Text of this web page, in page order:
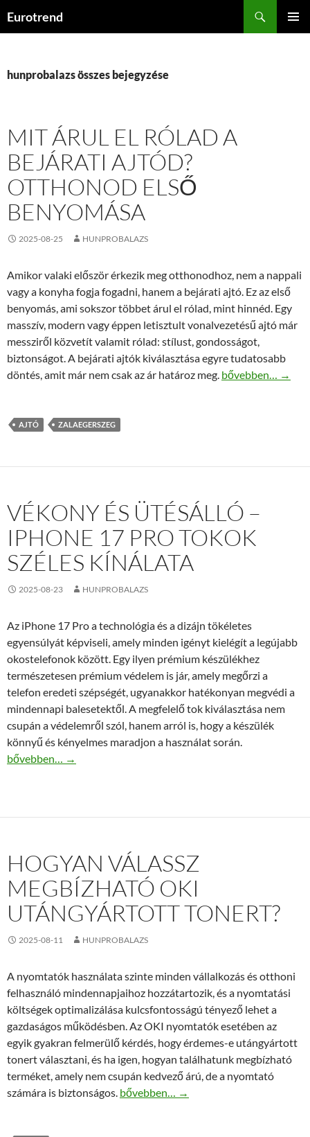
Eurotrend
hunprobalazs összes bejegyzése
MIT ÁRUL EL RÓLAD A
BEJÁRATI AJTÓD?
OTTHONOD ELSŐ
BENYOMÁSA
2025-08-25 HUNPROBALAZS
Amikor valaki először érkezik meg otthonodhoz, nem a nappali
vagy a konyha fogja fogadni, hanem a bejárati ajtó. Ez az első
benyomás, ami sokszor többet árul el rólad, mint hinnéd. Egy
masszív, modern vagy éppen letisztult vonalvezetésű ajtó már
messziről közvetít valamit rólad: stílust, gondosságot,
biztonságot. A bejárati ajtók kiválasztása egyre tudatosabb
döntés, amit már nem csak az ár határoz meg. Mit árul el rólad a
bővebben… →
AJTÓ ZALAEGERSZEG
VÉKONY ÉS ÜTÉSÁLLÓ –
IPHONE 17 PRO TOKOK
SZÉLES KÍNÁLATA
2025-08-23 HUNPROBALAZS
Az iPhone 17 Pro a technológia és a dizájn tökéletes
egyensúlyát képviseli, amely minden igényt kielégít a legújabb
okostelefonok között. Egy ilyen prémium készülékhez
természetesen prémium védelem is jár, amely megőrzi a
telefon eredeti szépségét, ugyanakkor hatékonyan megvédi a
mindennapi balesetektől. A megfelelő tok kiválasztása nem
csupán a védelemről szól, hanem arról is, hogy a készülék
könnyű és kényelmes maradjon a használat során.
Vékony és ütésálló – iPhone 17 Pro tokok széles kínálata
bővebben… →
HOGYAN VÁLASSZ
MEGBÍZHATÓ OKI
UTÁNGYÁRTOTT TONERT?
2025-08-11 HUNPROBALAZS
A nyomtatók használata szinte minden vállalkozás és otthoni
felhasználó mindennapjaihoz hozzátartozik, és a nyomtatási
költségek optimalizálása kulcsfontosságú tényező lehet a
gazdaságos működésben. Az OKI nyomtatók esetében az
egyik gyakran felmerülő kérdés, hogy érdemes-e utángyártott
tonert választani, és ha igen, hogyan találhatunk megbízható
terméket, amely nem csupán kedvező árú, de a nyomtató
számára is biztonságos. Hogyan válassz megbízható OKI
bővebben… →